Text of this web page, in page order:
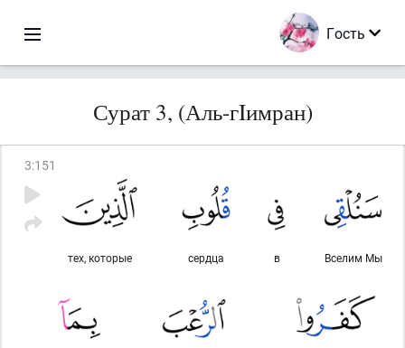
Гость
Сурат 3, (Аль-гIимран)
3:151
Вселим Мы
в
сердца
тех, которые